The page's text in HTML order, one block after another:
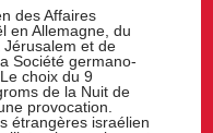
des Affaires
en Allemagne, du
Jérusalem et de
Société germano-
choix du 9
de la Nuit de
provocation.
étrangères israélien